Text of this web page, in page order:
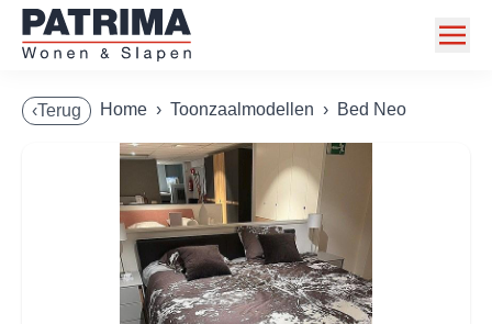
Collectie
Toonzaalmodellen
Acties
Merken
‹Terug Home › Toonzaalmodellen › Bed Neo